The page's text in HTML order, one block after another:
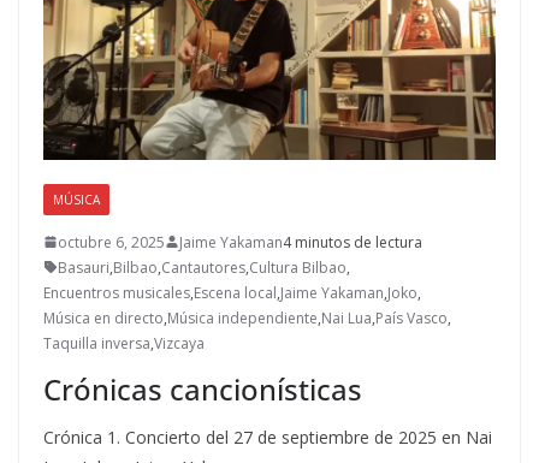
MÚSICA
octubre 6, 2025 Jaime Yakaman4 minutos de lectura
Basauri,Bilbao,Cantautores,Cultura Bilbao,
Encuentros musicales,Escena local,Jaime Yakaman,Joko,
Música en directo,Música independiente,Nai Lua,País Vasco,
Taquilla inversa,Vizcaya
Crónicas cancionísticas
Crónica 1. Concierto del 27 de septiembre de 2025 en Nai